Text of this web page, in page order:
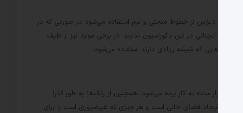
این دیزاین از خطوط منحنی و نرم استفاده می‌شود در صورتی که در
آنچنانی در این دکوراسیون ندارند. در برخی موارد نیز از طیف
و جاهایی که شیشه زیادی دارند استفاده می‌شود.
بسیار ساده به کار برده می‌شود. همچنین از رنگ‌ها به طور گذرا
در ایجاد فضای خالی است و هر چیزی که غیرضروری است را برای